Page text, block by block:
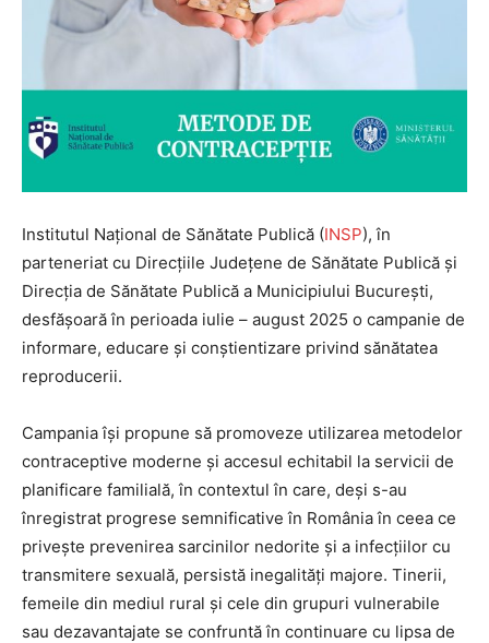
Institutul Național de Sănătate Publică (INSP), în
parteneriat cu Direcțiile Județene de Sănătate Publică și
Direcția de Sănătate Publică a Municipiului București,
desfășoară în perioada iulie – august 2025 o campanie de
informare, educare și conștientizare privind sănătatea
reproducerii.
Campania își propune să promoveze utilizarea metodelor
contraceptive moderne și accesul echitabil la servicii de
planificare familială, în contextul în care, deși s-au
înregistrat progrese semnificative în România în ceea ce
privește prevenirea sarcinilor nedorite și a infecțiilor cu
transmitere sexuală, persistă inegalități majore. Tinerii,
femeile din mediul rural și cele din grupuri vulnerabile
sau dezavantajate se confruntă în continuare cu lipsa de